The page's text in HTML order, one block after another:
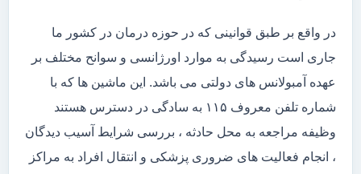
در واقع بر طبق قوانینی که در حوزه درمان در کشور ما
جاری است رسیدگی به موارد اورژانسی و سوانح مختلف بر
عهده آمبولانس های دولتی می باشد. این ماشین ها که با
شماره تلفن معروف ۱۱۵ به سادگی در دسترس هستند
وظیفه مراجعه به محل حادثه ، بررسی شرایط آسیب دیدگان
، انجام فعالیت های ضروری پزشکی و انتقال افراد به مراکز